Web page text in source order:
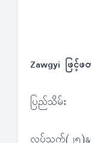
Zawgyi ဖြင့်
ပြည်သိမ်း
လုပ်သက်(၂၅)နှ